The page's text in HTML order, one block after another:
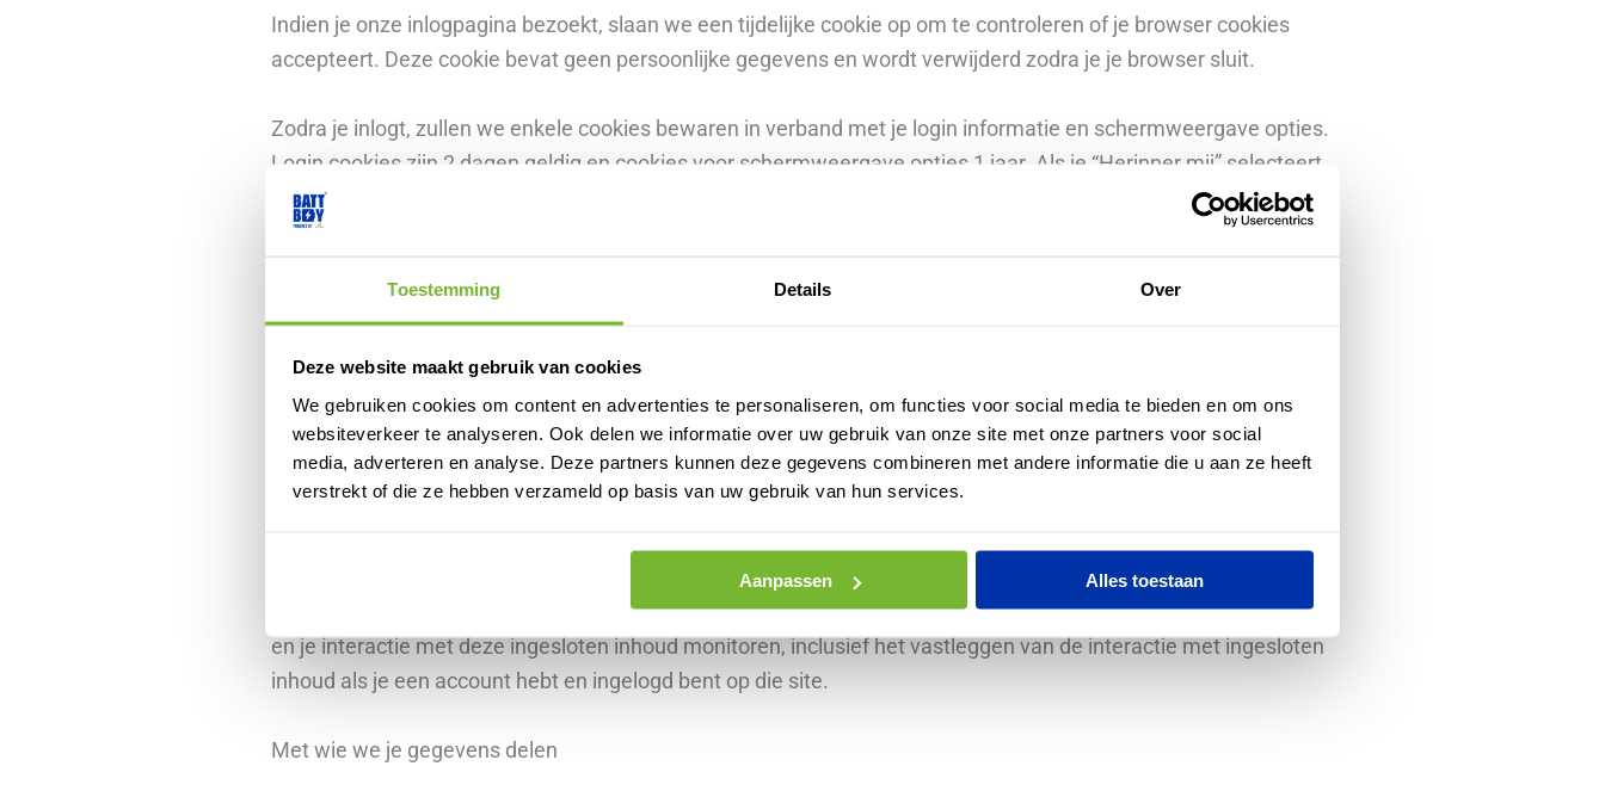
Toestemming Details Over
Deze website maakt gebruik van cookies
We gebruiken cookies om content en advertenties te personaliseren, om functies voor social media te bieden en om ons
websiteverkeer te analyseren. Ook delen we informatie over uw gebruik van onze site met onze partners voor social
media, adverteren en analyse. Deze partners kunnen deze gegevens combineren met andere informatie die u aan ze heeft
verstrekt of die ze hebben verzameld op basis van uw gebruik van hun services.
Aanpassen Alles toestaan
Indien je onze inlogpagina bezoekt, slaan we een tijdelijke cookie op om te controleren of je browser cookies
accepteert. Deze cookie bevat geen persoonlijke gegevens en wordt verwijderd zodra je je browser sluit.
Zodra je inlogt, zullen we enkele cookies bewaren in verband met je login informatie en schermweergave opties.
Login cookies zijn 2 dagen geldig en cookies voor schermweergave opties 1 jaar. Als je “Herinner mij” selecteert,
wordt je login 2 weken bewaard. Zodra je uitlogt van je account, worden login cookies verwijderd.
cookie bevat geen persoonlijke data en heeft enkel het post ID van het artikel wat je hebt bewerkt in zich. Deze
Ingesloten inhoud van andere sites
Berichten op deze site kunnen ingesloten inhoud bevatten (bijvoorbeeld video’s, afbeeldingen, berichten, enz.).
Ingesloten inhoud van andere sites gedraagt zich exact hetzelfde alsof de bezoeker deze andere site heeft
Deze sites kunnen gegevens over je verzamelen, cookies gebruiken, extra tracking van derde partijen insluiten
en je interactie met deze ingesloten inhoud monitoren, inclusief het vastleggen van de interactie met ingesloten
inhoud als je een account hebt en ingelogd bent op die site.
Met wie we je gegevens delen